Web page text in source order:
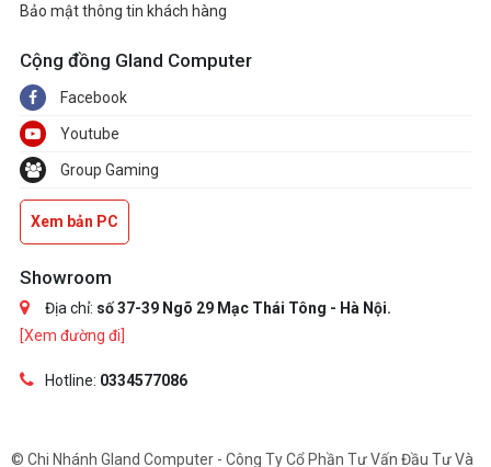
Bảo mật thông tin khách hàng
Cộng đồng Gland Computer
Facebook
Youtube
Group Gaming
Xem bản PC
Showroom
Địa chỉ: số 37-39 Ngõ 29 Mạc Thái Tông - Hà Nội.
[Xem đường đi]
Hotline: 0334577086
© Chi Nhánh Gland Computer - Công Ty Cổ Phần Tư Vấn Đầu Tư Và